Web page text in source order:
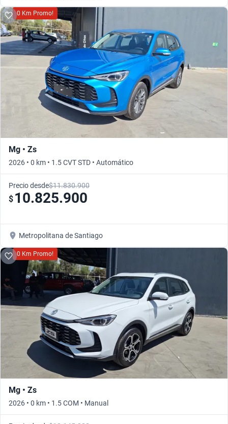
0 Km Promo!
Mg • Zs
2026 • 0 km • 1.5 CVT STD • Automático
Precio desde$11.830.900
$ 10.825.900
Metropolitana de Santiago
0 Km Promo!
Mg • Zs
2026 • 0 km • 1.5 COM • Manual